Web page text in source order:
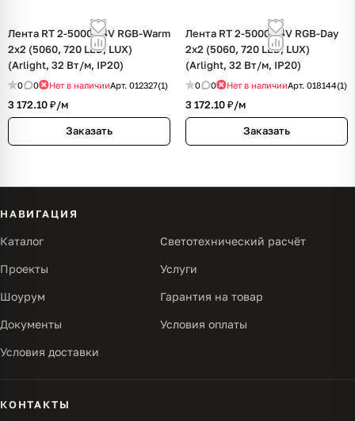
Лента RT 2-5000 24V RGB-Warm
2x2 (5060, 720 LED, LUX)
(Arlight, 32 Вт/м, IP20)
0 0 Нет в наличииАрт. 012327(1)
3 172.10 ₽/м
Заказать
Лента RT 2-5000 24V RGB-Day
2x2 (5060, 720 LED, LUX)
(Arlight, 32 Вт/м, IP20)
0 0 Нет в наличииАрт. 018144(1)
3 172.10 ₽/м
Заказать
НАВИГАЦИЯ
Каталог Светотехнический расчёт
Проекты Услуги
Шоурум Гарантия на товар
Документы Условия оплаты
Условия доставки
КОНТАКТЫ